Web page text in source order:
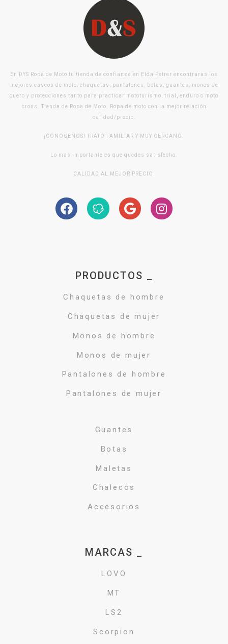
En DYS Ropa de Moto tu tienda de confianza en Elda Petrer encontraras los
mejores cascos de moto, chaquetas, pantalones, botas, guantes, monos de
cuero y protecciones tanto para practicar mototurismo, trial, enduro o moto
cross. Tienda de Ropa de Moto. Ropa de moto con la mejor relación
calidad/precio.
¡CONOCENOS! TRATO FAMILIAR Y MUY CERCANO.
Lo mas importante es que quedes satisfecho.
CALIDAD AL MEJOR PRECIO.
PRODUCTOS _
Chaquetas de hombre
Chaquetas de mujer
Monos de hombre
Monos de mujer
Pantalones de hombre
Pantalones de mujer
Guantes
Botas
Maletas
Chalecos
Accesorios
MARCAS _
LOVO
MT
LS2
Scorpion